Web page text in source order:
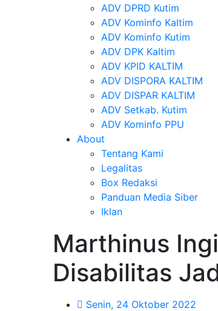
ADV DPRD Kutim
ADV Kominfo Kaltim
ADV Kominfo Kutim
ADV DPK Kaltim
ADV KPID KALTIM
ADV DISPORA KALTIM
ADV DISPAR KALTIM
ADV Setkab. Kutim
ADV Kominfo PPU
About
Tentang Kami
Legalitas
Box Redaksi
Panduan Media Siber
Iklan
Marthinus
Disabilitas
Senin, 24 Oktober 2022